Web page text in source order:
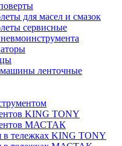
для масел и смазок
сервисные
ленточные
KING TONY
МАСТАК
в тележках KING TONY